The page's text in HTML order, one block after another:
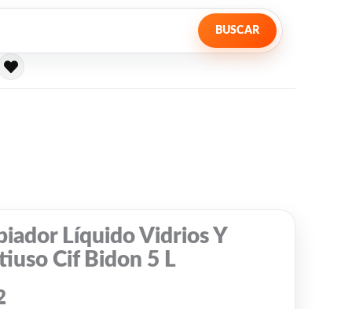
BUSCAR
Líquido Vidrios Y
Cif Bidon 5 L